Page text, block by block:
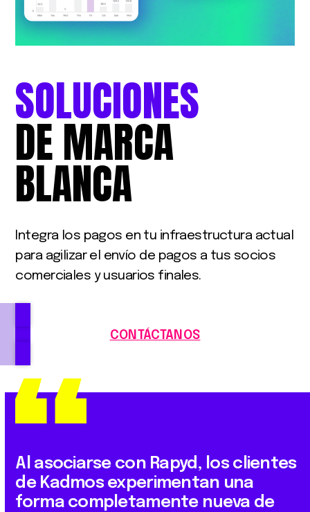
SOLUCIONES
DEMARCA
BLANCA
Integra los pagos en tu infraestructura actual
para agilizar el envío de pagos a tus socios
comerciales y usuarios finales.
CONTÁCTANOS
Al asociarse con Rapyd, los clientes
de Kadmos experimentan una
forma completamente nueva de